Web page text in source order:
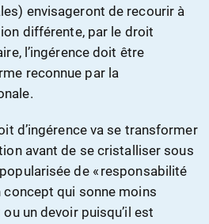
envisageront de recourir à
différente, par le droit
l’ingérence doit être
reconnue par la
d’ingérence va se transformer
avant de se cristalliser sous
de « responsabilité
concept qui sonne moins
un devoir puisqu’il est